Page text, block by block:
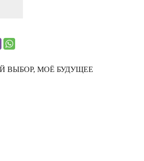
ВЫБОР, МОЁ БУДУЩЕЕ